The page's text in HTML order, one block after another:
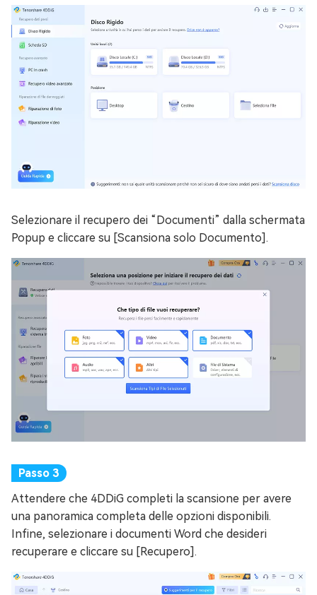
Selezionare il recupero dei “Documenti” dalla schermata
Popup e cliccare su [Scansiona solo Documento].
Attendere che 4DDiG completi la scansione per avere
una panoramica completa delle opzioni disponibili.
Infine, selezionare i documenti Word che desideri
recuperare e cliccare su [Recupero].